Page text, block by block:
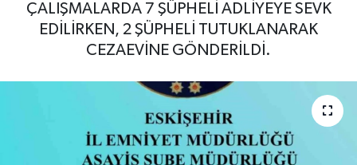
ÇALIŞMALARDA 7 ŞÜPHELİ ADLİYEYE SEVK
EDİLİRKEN, 2 ŞÜPHELİ TUTUKLANARAK
CEZAEVİNE GÖNDERİLDİ.